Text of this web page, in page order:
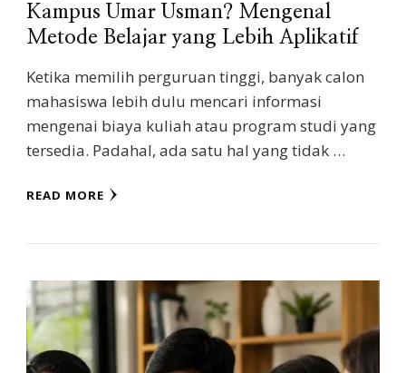
Kampus Umar Usman? Mengenal
Metode Belajar yang Lebih Aplikatif
Ketika memilih perguruan tinggi, banyak calon
mahasiswa lebih dulu mencari informasi
mengenai biaya kuliah atau program studi yang
tersedia. Padahal, ada satu hal yang tidak …
READ MORE